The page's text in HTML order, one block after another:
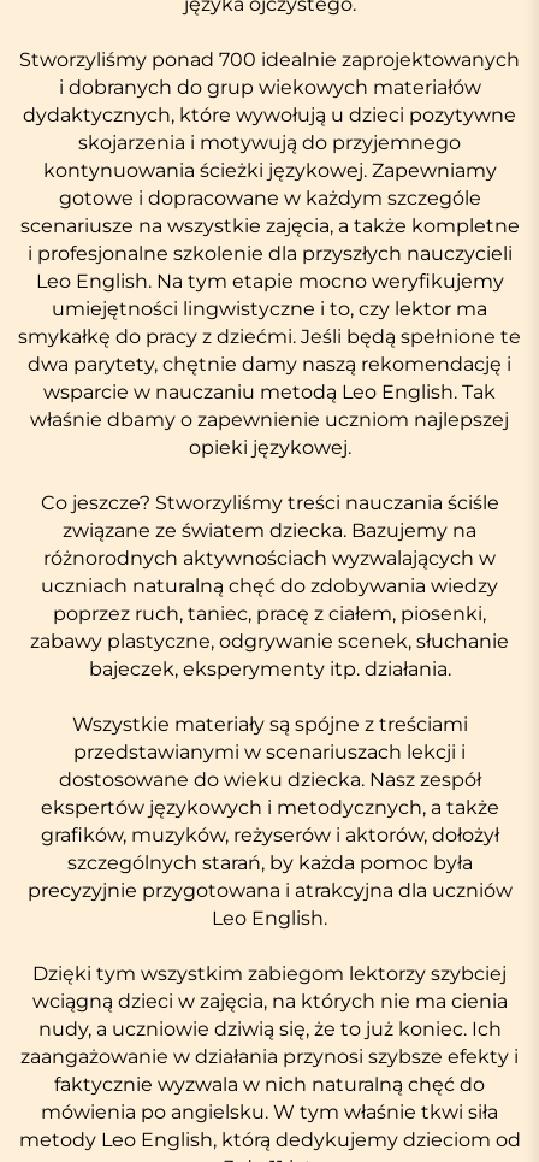
Stworzyliśmy ponad 700 idealnie zaprojektowanych
i dobranych do grup wiekowych materiałów
dydaktycznych, które wywołują u dzieci pozytywne
skojarzenia i motywują do przyjemnego
kontynuowania ścieżki językowej. Zapewniamy
gotowe i dopracowane w każdym szczególe
scenariusze na wszystkie zajęcia, a także kompletne
i profesjonalne szkolenie dla przyszłych nauczycieli
Leo English. Na tym etapie mocno weryfikujemy
umiejętności lingwistyczne i to, czy lektor ma
smykałkę do pracy z dziećmi. Jeśli będą spełnione te
dwa parytety, chętnie damy naszą rekomendację i
wsparcie w nauczaniu metodą Leo English. Tak
właśnie dbamy o zapewnienie uczniom najlepszej
opieki językowej.
Co jeszcze? Stworzyliśmy treści nauczania ściśle
związane ze światem dziecka. Bazujemy na
różnorodnych aktywnościach wyzwalających w
uczniach naturalną chęć do zdobywania wiedzy
poprzez ruch, taniec, pracę z ciałem, piosenki,
zabawy plastyczne, odgrywanie scenek, słuchanie
bajeczek, eksperymenty itp. działania.
Wszystkie materiały są spójne z treściami
przedstawianymi w scenariuszach lekcji i
dostosowane do wieku dziecka. Nasz zespół
ekspertów językowych i metodycznych, a także
grafików, muzyków, reżyserów i aktorów, dołożył
szczególnych starań, by każda pomoc była
precyzyjnie przygotowana i atrakcyjna dla uczniów
Leo English.
Dzięki tym wszystkim zabiegom lektorzy szybciej
wciągną dzieci w zajęcia, na których nie ma cienia
nudy, a uczniowie dziwią się, że to już koniec. Ich
zaangażowanie w działania przynosi szybsze efekty i
faktycznie wyzwala w nich naturalną chęć do
mówienia po angielsku. W tym właśnie tkwi siła
metody Leo English, którą dedykujemy dzieciom od